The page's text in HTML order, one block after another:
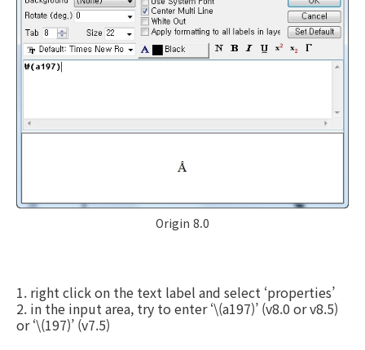
Origin 8.0
1. right click on the text label and select ‘properties’
2. in the input area, try to enter ‘\(a197)’ (v8.0 or v8.5)
or ‘\(197)’ (v7.5)